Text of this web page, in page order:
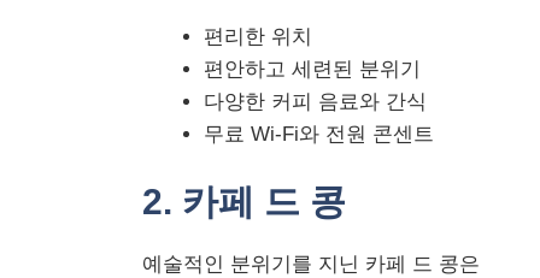
편리한 위치
편안하고 세련된 분위기
다양한 커피 음료와 간식
무료 Wi-Fi와 전원 콘센트
2. 카페 드 콩
예술적인 분위기를 지닌 카페 드 콩은